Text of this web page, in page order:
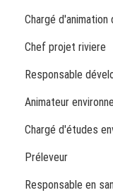
Chargé
Chef projet riviere
Responsable
Animateur
Chargé d'études
Préleveur
Responsable en